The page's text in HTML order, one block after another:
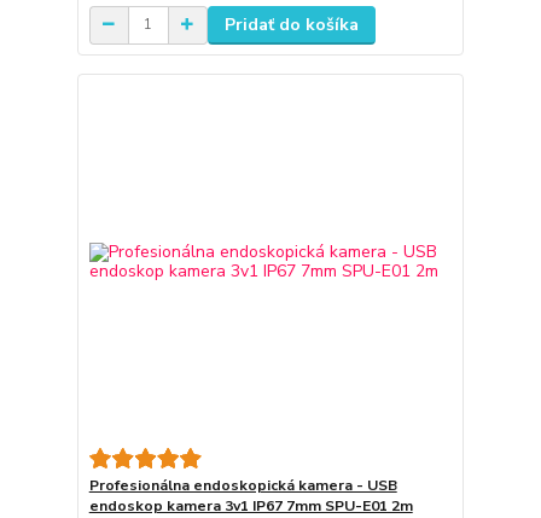
Pridať do košíka
Profesionálna endoskopická kamera - USB
endoskop kamera 3v1 IP67 7mm SPU-E01 2m